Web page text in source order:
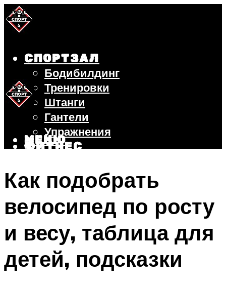
СПОРТЗАЛ
Бодибилдинг
Тренировки
Штанги
Гантели
Упражнения
ФИТНЕС
ВЕЛОСИПЕД
ПОХУДЕНИЕ
МЕНЮ
Как подобрать
велосипед по росту
и весу, таблица для
детей, подсказки